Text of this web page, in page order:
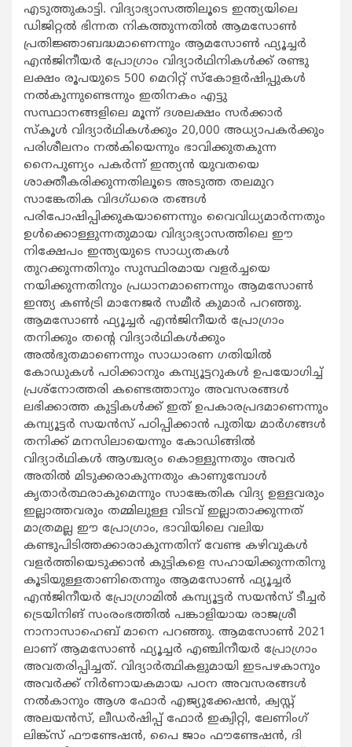
എടുത്തുകാട്ടി. വിദ്യാഭ്യാസത്തിലൂടെ ഇന്ത്യയിലെ
ഡിജിറ്റല്‍ ഭിന്നത നികത്തുന്നതില്‍ ആമസോണ്‍
പ്രതിജ്ഞാബദ്ധമാണെന്നും ആമസോണ്‍ ഫ്യൂച്ചര്‍
എന്‍ജിനീയര്‍ പ്രോഗ്രാം വിദ്യാര്‍ഥിനികള്‍ക്ക് രണ്ടു
ലക്ഷം രൂപയുടെ 500 മെറിറ്റ് സ്കോളര്‍ഷിപ്പുകള്‍
നല്‍കുന്നുണ്ടെന്നും ഇതിനകം എട്ടു
സസ്ഥാനങ്ങളിലെ മൂന്ന് ദശലക്ഷം സര്‍ക്കാര്‍
സ്കൂള്‍ വിദ്യാര്‍ഥികള്‍ക്കും 20,000 അധ്യാപകര്‍ക്കും
പരിശീലനം നല്‍കിയെന്നും ഭാവിക്കുതകുന്ന
നൈപുണ്യം പകര്‍ന്ന് ഇന്ത്യന്‍ യുവതയെ
ശാക്തീകരിക്കുന്നതിലൂടെ അടുത്ത തലമുറ
സാങ്കേതിക വിദഗ്ധരെ തങ്ങള്‍
പരിപോഷിപ്പിക്കുകയാണെന്നും വൈവിധ്യമാര്‍ന്നതും
ഉള്‍ക്കൊള്ളുന്നതുമായ വിദ്യാഭ്യാസത്തിലെ ഈ
നിക്ഷേപം ഇന്ത്യയുടെ സാധ്യതകള്‍
തുറക്കുന്നതിനും സുസ്ഥിരമായ വളര്‍ച്ചയെ
നയിക്കുന്നതിനും പ്രധാനമാണെന്നും ആമസോണ്‍
ഇന്ത്യ കണ്‍ട്രി മാനേജര്‍ സമീര്‍ കുമാര്‍ പറഞ്ഞു.
ആമസോണ്‍ ഫ്യൂച്ചര്‍ എന്‍ജിനീയര്‍ പ്രോഗ്രാം
തനിക്കും തന്‍റെ വിദ്യാര്‍ഥികള്‍ക്കും
അല്‍ഭുതമാണെന്നും സാധാരണ ഗതിയില്‍
കോഡുകള്‍ പഠിക്കാനും കമ്പ്യൂട്ടറുകള്‍ ഉപയോഗിച്ച്
പ്രശ്നോത്തരി കണ്ടെത്താനും അവസരങ്ങള്‍
ലഭിക്കാത്ത കുട്ടികള്‍ക്ക് ഇത് ഉപകാരപ്രദമാണെന്നും
കമ്പ്യൂട്ടര്‍ സയന്‍സ് പഠിപ്പിക്കാന്‍ പുതിയ മാര്‍ഗങ്ങള്‍
തനിക്ക് മനസിലായെന്നും കോഡിങ്ങില്‍
വിദ്യാര്‍ഥികള്‍ ആശ്ചര്യം കൊള്ളുന്നതും അവര്‍
അതില്‍ മിടുക്കരാകുന്നതും കാണുമ്പോള്‍
കൃതാര്‍ത്ഥരാകുമെന്നും സാങ്കേതിക വിദ്യ ഉള്ളവരും
ഇല്ലാത്തവരും തമ്മിലുള്ള വിടവ് ഇല്ലാതാക്കുന്നത്
മാത്രമല്ല ഈ പ്രോഗ്രാം, ഭാവിയിലെ വലിയ
കണ്ടുപിടിത്തക്കാരാകുന്നതിന് വേണ്ട കഴിവുകള്‍
വളര്‍ത്തിയെടുക്കാന്‍ കുട്ടികളെ സഹായിക്കുന്നതിനു
കൂടിയുള്ളതാണിതെന്നും ആമസോണ്‍ ഫ്യൂച്ചര്‍
എന്‍ജിനീയര്‍ പ്രോഗ്രാമില്‍ കമ്പ്യൂട്ടര്‍ സയന്‍സ് ടീച്ചര്‍
ട്രെയിനിങ് സംരംഭത്തില്‍ പങ്കാളിയായ രാജശ്രീ
നാനാസാഹെബ് മാനെ പറഞ്ഞു. ആമസോണ്‍ 2021
ലാണ് ആമസോണ്‍ ഫ്യൂച്ചര്‍ എഞ്ചിനീയര്‍ പ്രോഗ്രാം
അവതരിപ്പിച്ചത്. വിദ്യാര്‍ത്ഥികളുമായി ഇടപഴകാനും
അവര്‍ക്ക് നിര്‍ണായകമായ പഠന അവസരങ്ങള്‍
നല്‍കാനും ആശ ഫോര്‍ എജ്യുക്കേഷന്‍, ക്വസ്റ്റ്
അലയന്‍സ്, ലീഡര്‍ഷിപ്പ് ഫോര്‍ ഇക്വിറ്റി, ലേണിംഗ്
ലിങ്ക്സ് ഫൗണ്ടേഷന്‍, പൈ ജാം ഫൗണ്ടേഷന്‍, ദി